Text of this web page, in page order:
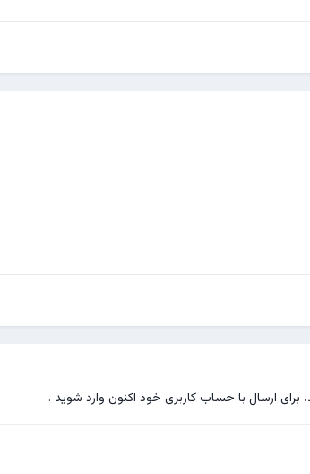
برای ارسال با حساب کاربری خود اکنون وارد شوید .